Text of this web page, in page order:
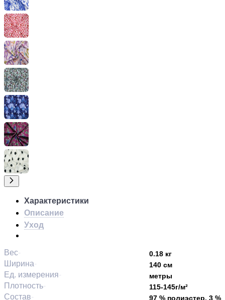
Характеристики
Описание
Уход
Вес 0.18 кг
Ширина 140 см
Ед. измерения метры
Плотность 115-145г/м²
Состав 97 % полиэстер, 3 %